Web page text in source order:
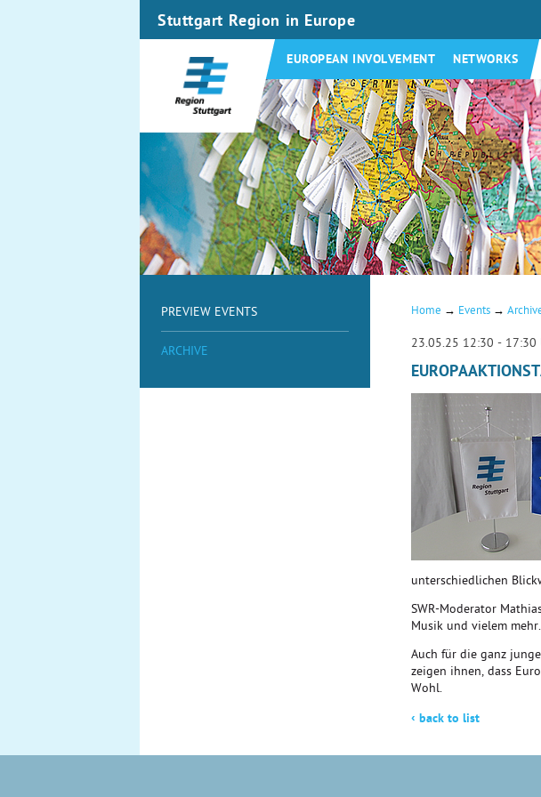
Stuttgart Region in Europe
EUROPEAN INVOLVEMENT NETWORKS
PREVIEW EVENTS
ARCHIVE
Home → Events →
23.05.25 12:30 - 17:30
unterschiedlichen
SWR-Moderator
Musik und vielem mehr.
Auch für die ganz
zeigen ihnen, dass
Wohl.
‹ back to list